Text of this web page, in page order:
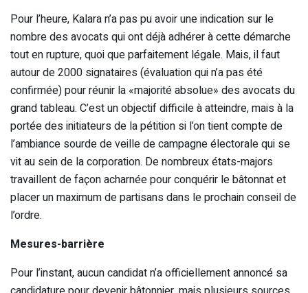
Pour l’heure, Kalara n’a pas pu avoir une indication sur le
nombre des avocats qui ont déjà adhérer à cette démarche
tout en rupture, quoi que parfaitement légale. Mais, il faut
autour de 2000 signataires (évaluation qui n’a pas été
confirmée) pour réunir la «majorité absolue» des avocats du
grand tableau. C’est un objectif difficile à atteindre, mais à la
portée des initiateurs de la pétition si l’on tient compte de
l’ambiance sourde de veille de campagne électorale qui se
vit au sein de la corporation. De nombreux états-majors
travaillent de façon acharnée pour conquérir le bâtonnat et
placer un maximum de partisans dans le prochain conseil de
l’ordre.
Mesures-barrière
Pour l’instant, aucun candidat n’a officiellement annoncé sa